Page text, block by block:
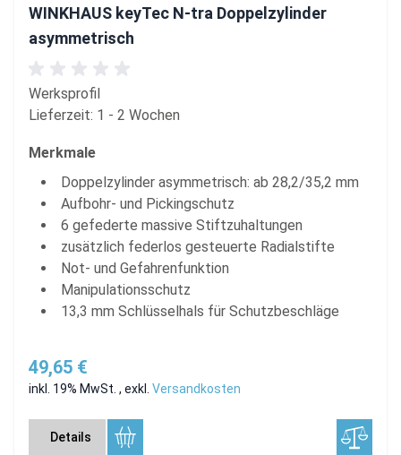
WINKHAUS keyTec N-tra Doppelzylinder
asymmetrisch
Werksprofil
Lieferzeit: 1 - 2 Wochen
Merkmale
Doppelzylinder asymmetrisch: ab 28,2/35,2 mm
Aufbohr- und Pickingschutz
6 gefederte massive Stiftzuhaltungen
zusätzlich federlos gesteuerte Radialstifte
Not- und Gefahrenfunktion
Manipulationsschutz
13,3 mm Schlüsselhals für Schutzbeschläge
49,65 €
inkl. 19% MwSt. , exkl. Versandkosten
Details